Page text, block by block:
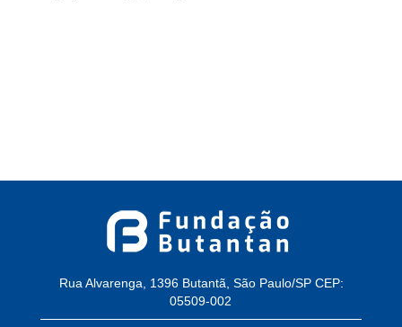
Rua Alvarenga, 1396 Butantã, São Paulo/SP CEP:
05509-002